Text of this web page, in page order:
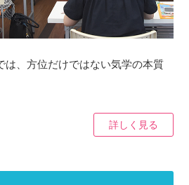
は、方位だけではない気学の本質
詳しく見る